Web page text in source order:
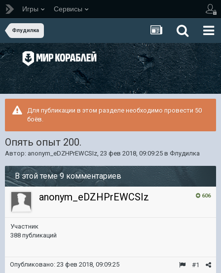
Игры Сервисы
Флудилка
Для публикации в этом разделе необходимо провести 50
боёв.
Опять опыт 200.
Автор: anonym_eDZHPrEWCSIz, 23 фев 2018, 09:09:25 в Флудилка
В этой теме 9 комментариев
606
anonym_eDZHPrEWCSIz
Участник
388 публикаций
#1
Опубликовано: 23 фев 2018, 09:09:25